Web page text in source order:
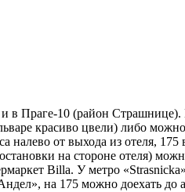
в Праге-10 (район
красиво цвели) либо
налево от выхода из отеля,
на стороне отеля)
Billa. У метро
на 175 можно доехать до